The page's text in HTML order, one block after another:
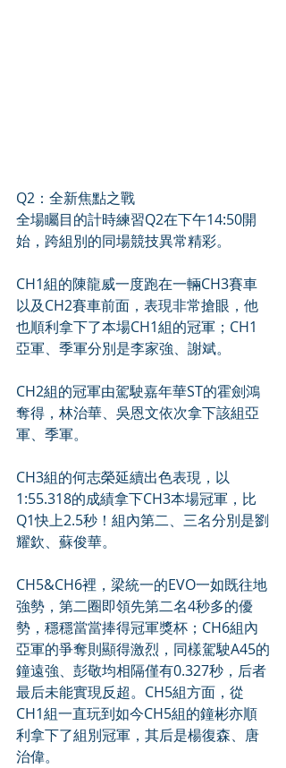
Q2：全新焦點之戰
全場矚目的計時練習Q2在下午14:50開
始，跨組別的同場競技異常精彩。
CH1組的陳龍威一度跑在一輛CH3賽車
以及CH2賽車前面，表現非常搶眼，他
也順利拿下了本場CH1組的冠軍；CH1
亞軍、季軍分別是李家強、謝斌。
CH2組的冠軍由駕駛嘉年華ST的霍劍鴻
奪得，林治華、吳恩文依次拿下該組亞
軍、季軍。
CH3組的何志榮延續出色表現，以
1:55.318的成績拿下CH3本場冠軍，比
Q1快上2.5秒！組內第二、三名分別是劉
耀欽、蘇俊華。
CH5&CH6裡，梁統一的EVO一如既往地
強勢，第二圈即領先第二名4秒多的優
勢，穩穩當當捧得冠軍獎杯；CH6組內
亞軍的爭奪則顯得激烈，同樣駕駛A45的
鐘遠強、彭敬均相隔僅有0.327秒，后者
最后未能實現反超。CH5組方面，從
CH1組一直玩到如今CH5組的鐘彬亦順
利拿下了組別冠軍，其后是楊復森、唐
治偉。